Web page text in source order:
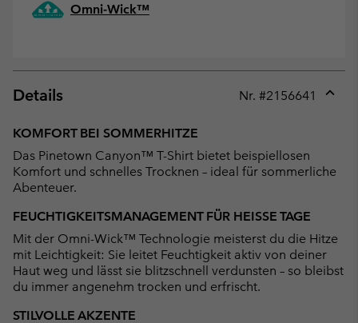
Omni-Wick™
Details Nr. #2156641
KOMFORT BEI SOMMERHITZE
Das Pinetown Canyon™ T-Shirt bietet beispiellosen
Komfort und schnelles Trocknen – ideal für sommerliche
Abenteuer.
FEUCHTIGKEITSMANAGEMENT FÜR HEISSE TAGE
Mit der Omni-Wick™ Technologie meisterst du die Hitze
mit Leichtigkeit: Sie leitet Feuchtigkeit aktiv von deiner
Haut weg und lässt sie blitzschnell verdunsten – so bleibst
du immer angenehm trocken und erfrischt.
STILVOLLE AKZENTE